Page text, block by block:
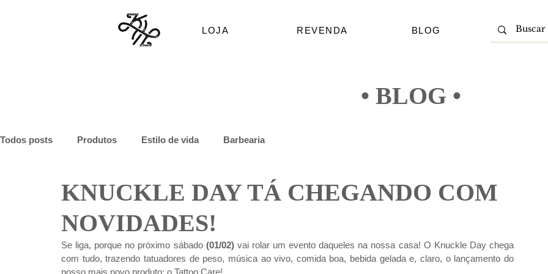
LOJA REVENDA BLOG
• BLOG •
Todos posts Produtos Estilo de vida Barbearia
KNUCKLE DAY TÁ CHEGANDO COM
NOVIDADES!
Se liga, porque no próximo sábado (01/02) vai rolar um evento daqueles na nossa casa! O Knuckle Day chega
com tudo, trazendo tatuadores de peso, música ao vivo, comida boa, bebida gelada e, claro, o lançamento do